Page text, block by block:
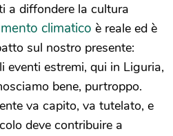
a diffondere la cultura
climatico è reale ed è
sul nostro presente:
eventi estremi, qui in Liguria,
bene, purtroppo.
va capito, va tutelato, e
deve contribuire a